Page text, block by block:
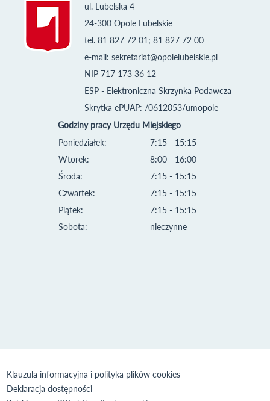
ul. Lubelska 4
24-300 Opole Lubelskie
tel. 81 827 72 01; 81 827 72 00
e-mail: sekretariat@opolelubelskie.pl
NIP 717 173 36 12
ESP - Elektroniczna Skrzynka Podawcza
Skrytka ePUAP: /0612053/umopole
Godziny pracy Urzędu Miejskiego
Poniedziałek:
Wtorek:
Środa:
Czwartek:
Piątek:
Sobota:
7:15 - 15:15
8:00 - 16:00
7:15 - 15:15
7:15 - 15:15
7:15 - 15:15
nieczynne
Klauzula informacyjna i polityka plików cookies
Deklaracja dostępności